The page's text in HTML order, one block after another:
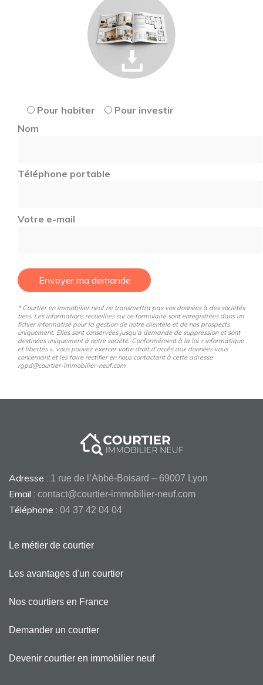
Pour habiter
Pour investir
Nom
Téléphone portable
Votre e-mail
Envoyer ma demande
* Courtier en immobilier neuf ne transmettra pas vos données à des sociétés
tiers. Les informations recueillies sur ce formulaire sont enregistrées dans un
fichier informatisé pour la gestion de notre clientèle et de nos prospects
uniquement. Elles sont conservées jusqu’à demande de suppression et sont
destinées uniquement à notre société. Conformément à la loi « informatique
et libertés », vous pouvez exercer votre droit d’accès aux données vous
concernant et les faire rectifier en nous contactant à cette adresse
rgpd@courtier-immobilier-neuf.com
Adresse : 1 rue de l’Abbé-Boisard – 69007 Lyon
Email : contact@courtier-immobilier-neuf.com
Téléphone : 04 37 42 04 04
Le métier de courtier
Les avantages d'un courtier
Nos courtiers en France
Demander un courtier
Devenir courtier en immobilier neuf